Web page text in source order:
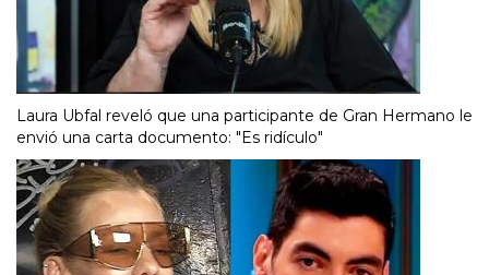
Laura Ubfal reveló que una participante de Gran Hermano le
envió una carta documento: "Es ridículo"